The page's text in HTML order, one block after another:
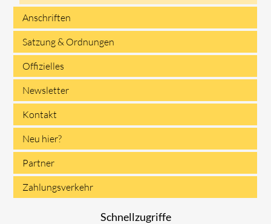
überspringen
Anschriften
Satzung & Ordnungen
Offizielles
Newsletter
Kontakt
Neu hier?
Partner
Zahlungsverkehr
Schnellzugriffe